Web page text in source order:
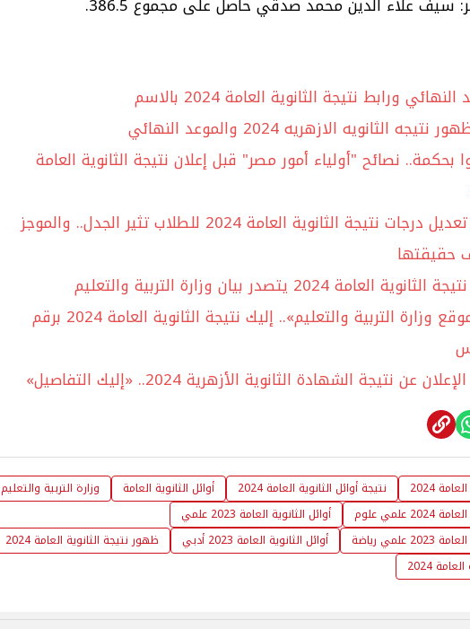
ورابط نتيجة الثانوية العامة 2024 بالاسم
الثانويه الازهريه 2024 والموعد النهائي
بحكمة.. نصائح "أولياء أمور مصر" قبل إعلان نتيجة الثانوية العامة
صورة تعديل درجات نتيجة الثانوية العامة 2024 للطلاب تثير الجدل.. والموجز
حقيقتها
العامة 2024 يتصدر بيان وزارة التربية والتعليم
«عبر موقع وزارة التربية والتعليم».. إليك نتيجة الثانوية العامة 2024 برقم
عن نتيجة الشهادة الثانوية الأزهرية 2024.. «إليك التفاصيل»
2024 نتيجة أوائل الثانوية العامة 2024 أوائل الثانوية العامة
وزارة التربية والتعليم
علمي علوم
أوائل الثانوية العامة 2023 علمي
علمي رياضة
أوائل الثانوية العامة 2023 أدبي
ظهور نتيجة الثانوية العامة 2024
2024